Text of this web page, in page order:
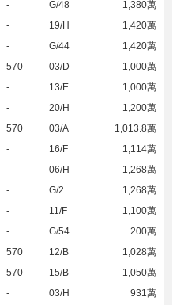
- G/48
1,380萬
- 19/H
1,420萬
- G/44
1,420萬
570 03/D
1,000萬
- 13/E
1,000萬
- 20/H
1,200萬
570 03/A
1,013.8萬
- 16/F
1,114萬
- 06/H
1,268萬
- G/2
1,268萬
- 11/F
1,100萬
- G/54
200萬
570 12/B
1,028萬
570 15/B
1,050萬
- 03/H
931萬